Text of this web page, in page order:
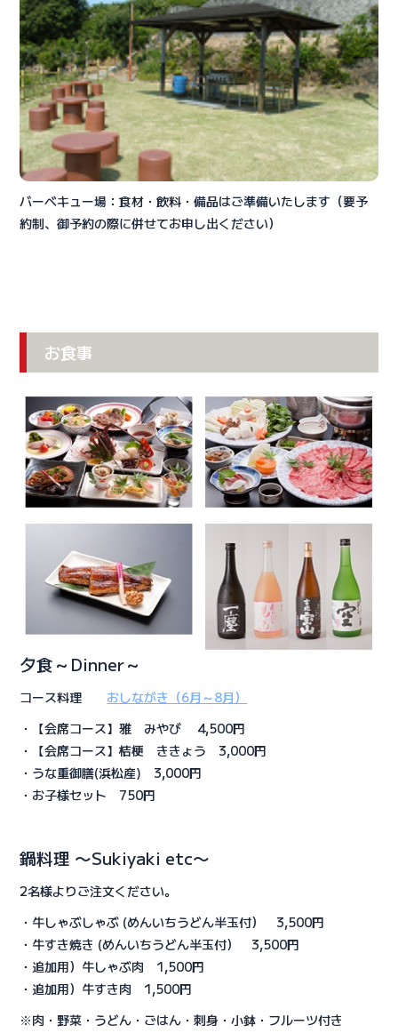
バーベキュー場：食材・飲料・備品はご準備いたします（要予
約制、御予約の際に併せてお申し出ください）
お食事
夕食～Dinner～
コース料理 おしながき（6月～8月）
・【会席コース】雅 みやび 4,500円
・【会席コース】桔梗 ききょう 3,000円
・うな重御膳(浜松産) 3,000円
・お子様セット 750円
鍋料理 〜Sukiyaki etc〜
2名様よりご注文ください。
・牛しゃぶしゃぶ (めんいちうどん半玉付） 3,500円
・牛すき焼き (めんいちうどん半玉付） 3,500円
・追加用）牛しゃぶ肉 1,500円
・追加用）牛すき肉 1,500円
※肉・野菜・うどん・ごはん・刺身・小鉢・フルーツ付き